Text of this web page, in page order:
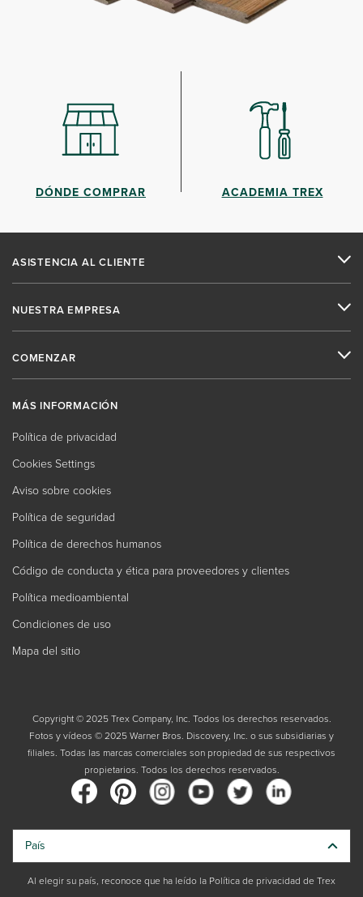
DÓNDE COMPRAR ACADEMIA TREX
ASISTENCIA AL CLIENTE
NUESTRA EMPRESA
COMENZAR
MÁS INFORMACIÓN
Política de privacidad
Cookies Settings
Aviso sobre cookies
Política de seguridad
Política de derechos humanos
Código de conducta y ética para proveedores y clientes
Política medioambiental
Condiciones de uso
Mapa del sitio
Copyright © 2025 Trex Company, Inc. Todos los derechos reservados.
Fotos y vídeos © 2025 Warner Bros. Discovery, Inc. o sus subsidiarias y
filiales. Todas las marcas comerciales son propiedad de sus respectivos
propietarios. Todos los derechos reservados.
País
Al elegir su país, reconoce que ha leído la Política de privacidad de Trex